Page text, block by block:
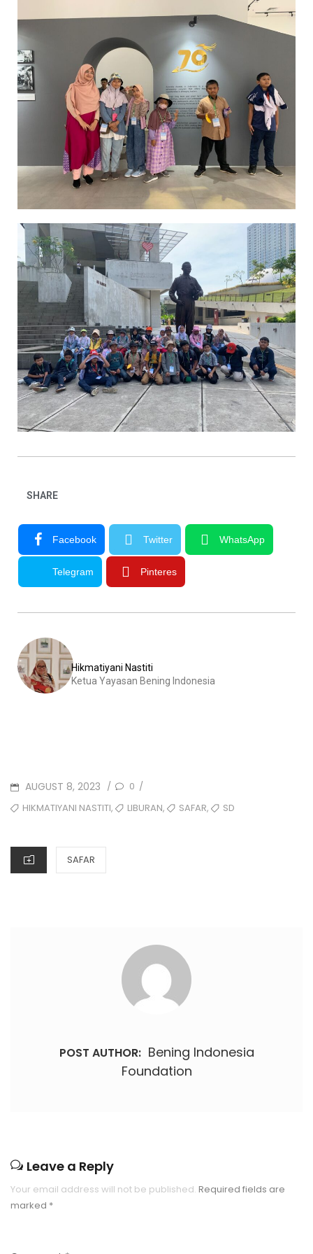
SHARE
Facebook Twitter WhatsApp
Telegram Pinteres
Hikmatiyani Nastiti
Ketua Yayasan Bening Indonesia
AUGUST 8, 2023 / 0 /
HIKMATIYANI NASTITI, LIBURAN, SAFAR, SD
SAFAR
POST AUTHOR: Bening Indonesia
Foundation
Leave a Reply
Your email address will not be published. Required fields are
marked *